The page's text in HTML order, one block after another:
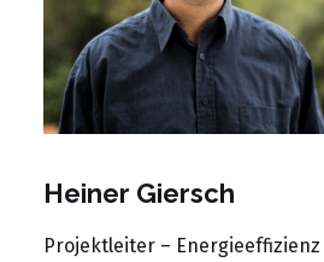
Heiner Giersch
Projektleiter –